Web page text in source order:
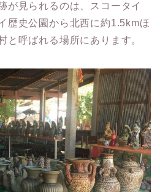
が見られるのは、スコータイ
歴史公園から北西に約1.5kmほ
と呼ばれる場所にあります。